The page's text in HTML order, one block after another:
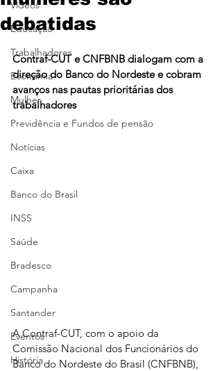
Vídeos
Educação
Trabalhadores
Economia
Mulher
Previdência e Fundos de pensão
Notícias
Caixa
Banco do Brasil
INSS
Saúde
Bradesco
Campanha
Santander
Eventos
História
debatidas
Contraf-CUT e CNFBNB dialogam com a
direção do Banco do Nordeste e cobram
avanços nas pautas prioritárias dos
trabalhadores
A Contraf-CUT, com o apoio da
Comissão Nacional dos Funcionários do
Banco do Nordeste do Brasil (CNFBNB),